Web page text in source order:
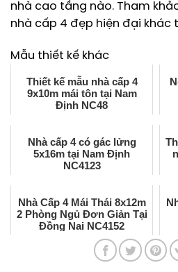
nhà cao tầng nào. Tham
nhà cấp 4 đẹp hiện đại khác
Mẫu thiết kế khác
Thiết kế mẫu nhà cấp 4
9x10m mái tôn tại Nam
Định NC48
Nhà cấp 4 có gác lửng
5x16m tại Nam Định
NC4123
Nhà Cấp 4 Mái Thái 8x12m
2 Phòng Ngủ Đơn Giản Tại
Đồng Nai NC4152